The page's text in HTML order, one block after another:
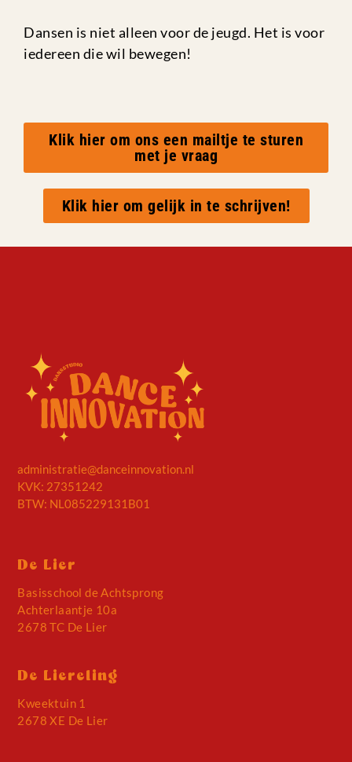
Dansen is niet alleen voor de jeugd. Het is voor
iedereen die wil bewegen!
Klik hier om ons een mailtje te sturen
met je vraag
Klik hier om gelijk in te schrijven!
administratie@danceinnovation.nl
KVK: 27351242
BTW: NL085229131B01
De Lier
Basisschool de Achtsprong
Achterlaantje 10a
2678 TC De Lier
De Liereling
Kweektuin 1
2678 XE De Lier